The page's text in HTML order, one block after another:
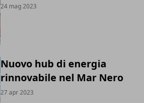
24 mag 2023
Nuovo hub di energia
rinnovabile nel Mar Nero
27 apr 2023